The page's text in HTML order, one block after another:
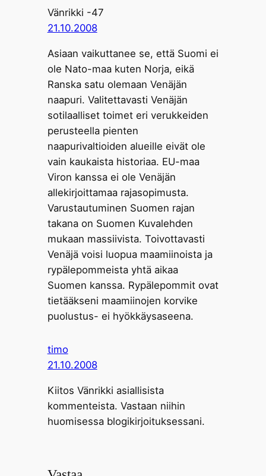
Vänrikki -47
21.10.2008
Asiaan vaikuttanee se, että Suomi ei
ole Nato-maa kuten Norja, eikä
Ranska satu olemaan Venäjän
naapuri. Valitettavasti Venäjän
sotilaalliset toimet eri verukkeiden
perusteella pienten
naapurivaltioiden alueille eivät ole
vain kaukaista historiaa. EU-maa
Viron kanssa ei ole Venäjän
allekirjoittamaa rajasopimusta.
Varustautuminen Suomen rajan
takana on Suomen Kuvalehden
mukaan massiivista. Toivottavasti
Venäjä voisi luopua maamiinoista ja
rypälepommeista yhtä aikaa
Suomen kanssa. Rypälepommit ovat
tietääkseni maamiinojen korvike
puolustus- ei hyökkäysaseena.
timo
21.10.2008
Kiitos Vänrikki asiallisista
kommenteista. Vastaan niihin
huomisessa blogikirjoituksessani.